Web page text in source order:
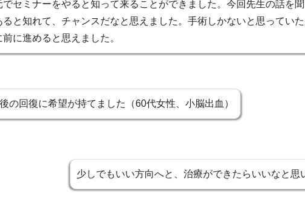
でセミナーをやると知って来ることができました。今回先生の話を
ると知れて、チャンスだなと思えました。手術しかないと思ってい
に進めると思えました。
の回復に希望が持てました（60代女性、小脳出血）
少しでもいい方向へと、治療ができたらいいなと思